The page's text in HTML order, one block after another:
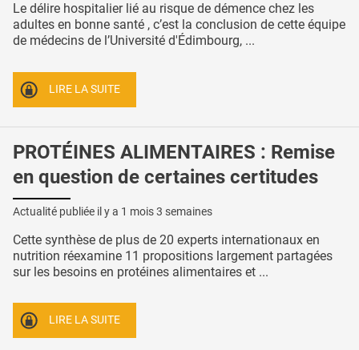
Le délire hospitalier lié au risque de démence chez les
adultes en bonne santé , c’est la conclusion de cette équipe
de médecins de l’Université d'Édimbourg, ...
LIRE LA SUITE
PROTÉINES ALIMENTAIRES : Remise
en question de certaines certitudes
Actualité publiée il y a 1 mois 3 semaines
Cette synthèse de plus de 20 experts internationaux en
nutrition réexamine 11 propositions largement partagées
sur les besoins en protéines alimentaires et ...
LIRE LA SUITE